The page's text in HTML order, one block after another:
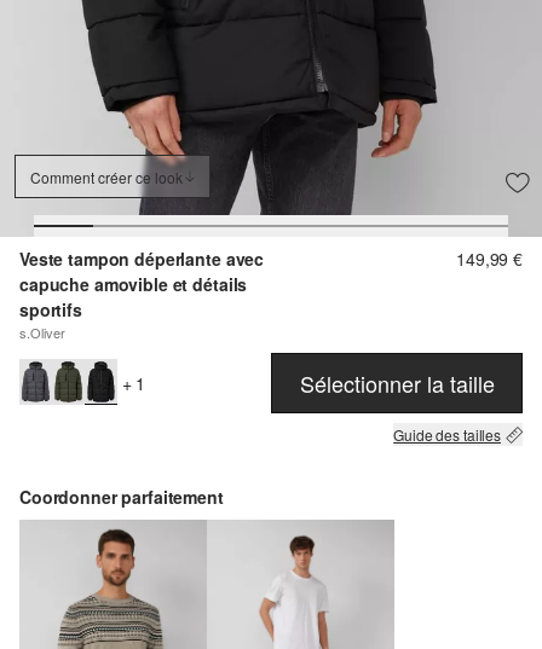
Comment créer ce look
Veste tampon déperlante avec
capuche amovible et détails
sportifs
s.Oliver
149,99 €
+ 1 Sélectionner la taille
Guide des tailles
Coordonner parfaitement